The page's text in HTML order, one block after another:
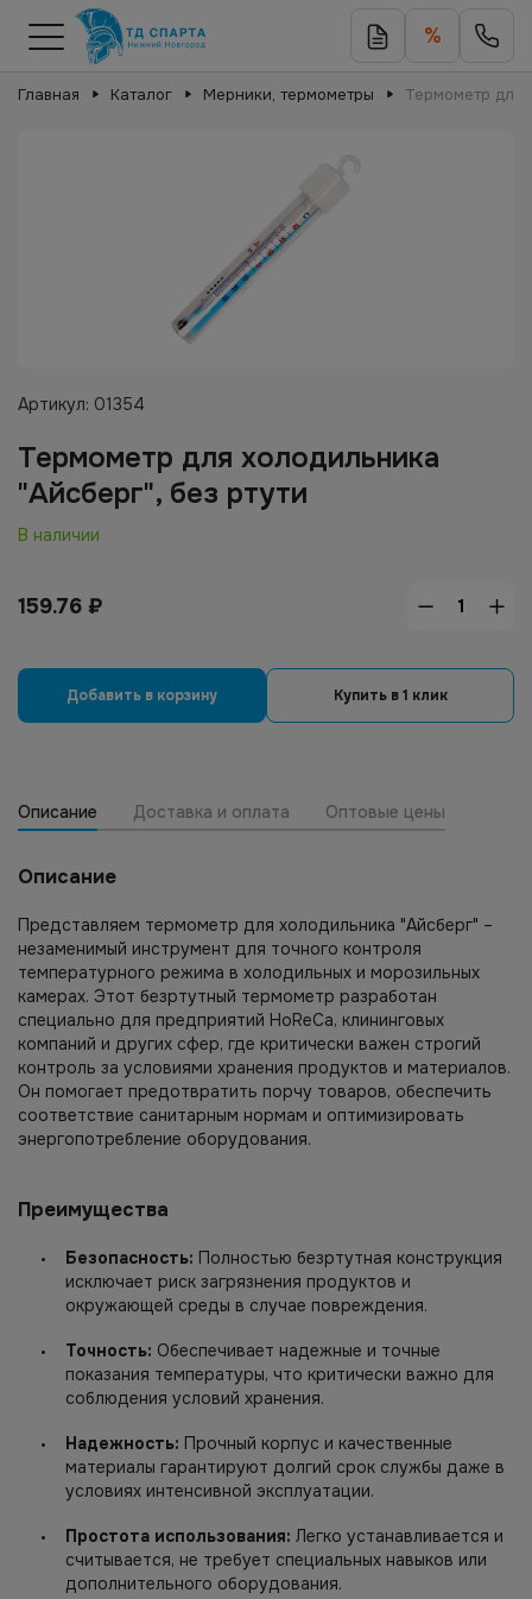
%
Главная Каталог Мерники, термометры Термометр для
Артикул: 01354
Термометр для холодильника
"Айсберг", без ртути
В наличии
159.76 ₽
Добавить в корзину Купить в 1 клик
Описание Доставка и оплата Оптовые цены
Описание
Представляем термометр для холодильника "Айсберг" –
незаменимый инструмент для точного контроля
температурного режима в холодильных и морозильных
камерах. Этот безртутный термометр разработан
специально для предприятий HoReCa, клининговых
компаний и других сфер, где критически важен строгий
контроль за условиями хранения продуктов и материалов.
Он помогает предотвратить порчу товаров, обеспечить
соответствие санитарным нормам и оптимизировать
энергопотребление оборудования.
Преимущества
Безопасность: Полностью безртутная конструкция
исключает риск загрязнения продуктов и
окружающей среды в случае повреждения.
Точность: Обеспечивает надежные и точные
показания температуры, что критически важно для
соблюдения условий хранения.
Надежность: Прочный корпус и качественные
материалы гарантируют долгий срок службы даже в
условиях интенсивной эксплуатации.
Простота использования: Легко устанавливается и
считывается, не требует специальных навыков или
дополнительного оборудования.